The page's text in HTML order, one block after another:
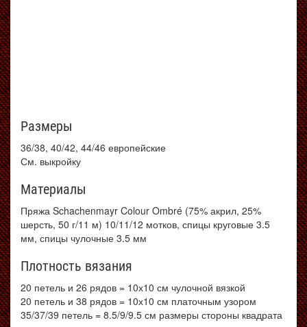
Размеры
36/38, 40/42, 44/46 европейские
См. выкройку
Материалы
Пряжа Schachenmayr Colour Ombré (75% акрил, 25%
шерсть, 50 г/11 м) 10/11/12 мотков, спицы круговые 3.5
мм, спицы чулочные 3.5 мм
Плотность вязания
20 петель и 26 рядов = 10х10 см чулочной вязкой
20 петель и 38 рядов = 10х10 см платочным узором
35/37/39 петель = 8.5/9/9.5 см размеры стороны квадрата